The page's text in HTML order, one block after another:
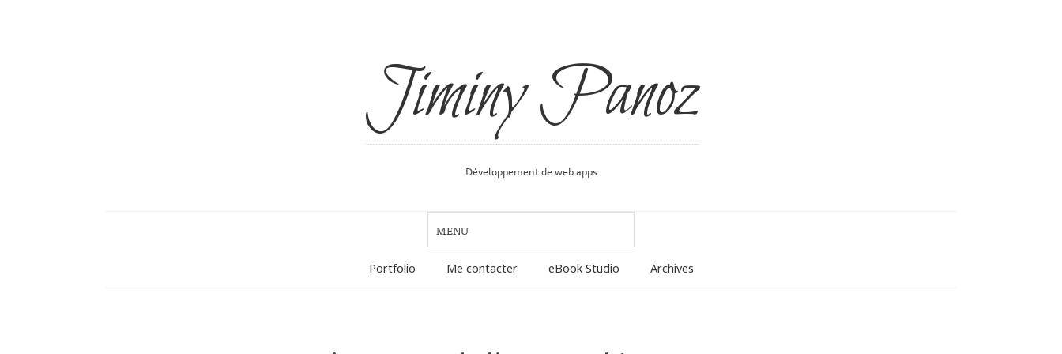
Jiminy Panoz
Développement de web apps
Portfolio Me contacter eBook Studio Archives